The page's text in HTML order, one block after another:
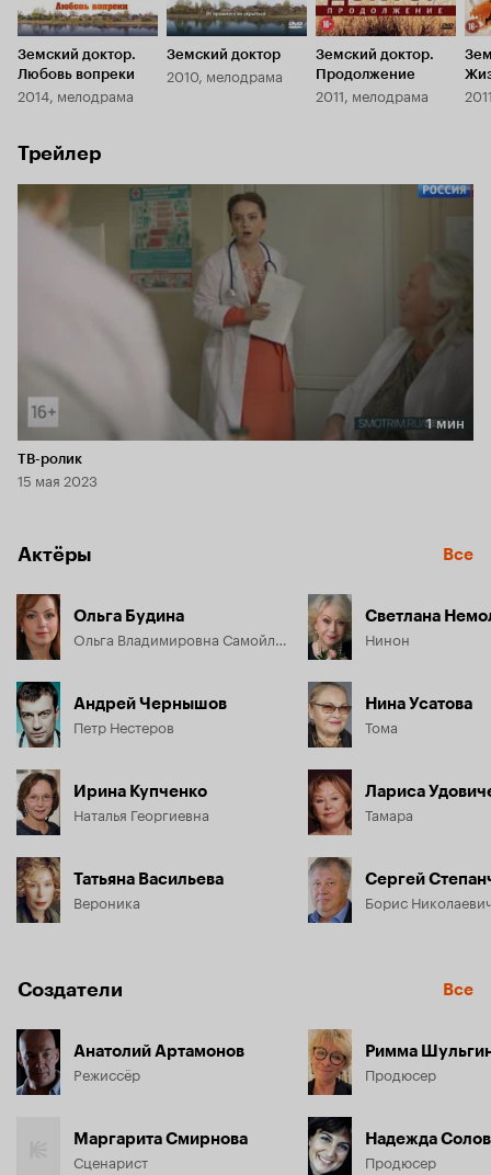
Земский доктор.
Любовь вопреки
2014, мелодрама
Земский доктор
2010, мелодрама
Земский доктор.
Продолжение
2011, мелодрама
Трейлер
Длительность 1 мин
1 мин
ТВ-ролик
15 мая 2023
Актёры Все
Ольга Будина
Андрей Чернышов
Петр Нестеров
Ирина Купченко
Наталья Георгиевна
Татьяна Васильева
Вероника
Светлана
Нинон
Нина Усатова
Тома
Лариса
Тамара
Сергей
Борис
Создатели Все
Анатолий Артамонов
Режиссёр
Маргарита Смирнова
Сценарист
Римма
Продюсер
Надежда
Продюсер